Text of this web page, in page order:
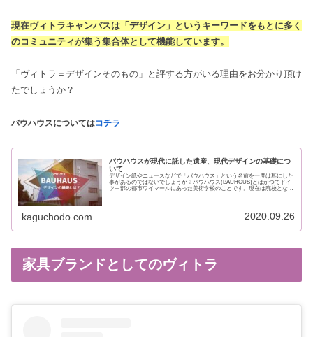
現在ヴィトラキャンバスは「デザイン」というキーワードをもとに多く
のコミュニティが集う集合体として機能しています。
「ヴィトラ＝デザインそのもの」と評する方がいる理由をお分かり頂け
たでしょうか？
バウハウスについてはコチラ
バウハウスが現代に託した遺産、現代デザインの基礎につ
いて
デザイン紙やニュースなどで「バウハウス」という名前を一度は耳にした
事があるのではないでしょうか？バウハウス(BAUHOUS)とはかつてドイ
ツ中部の都市ワイマールにあった美術学校のことです。現在は廃校となっ
kaguchodo.com 2020.09.26
家具ブランドとしてのヴィトラ